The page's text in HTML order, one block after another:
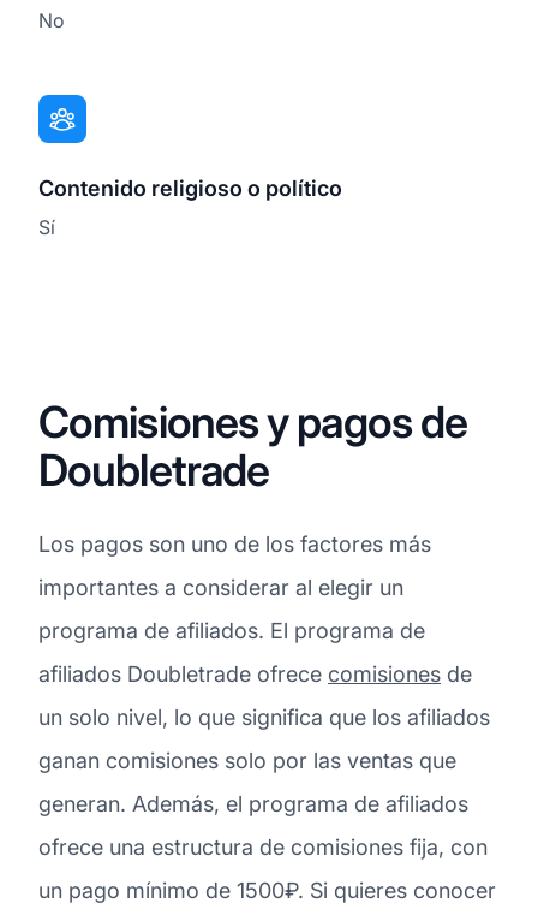
No
Contenido religioso o político
Sí
Comisiones y pagos de
Doubletrade
Los pagos son uno de los factores más
importantes a considerar al elegir un
programa de afiliados. El programa de
afiliados Doubletrade ofrece comisiones de
un solo nivel, lo que significa que los afiliados
ganan comisiones solo por las ventas que
generan. Además, el programa de afiliados
ofrece una estructura de comisiones fija, con
un pago mínimo de 1500₽. Si quieres conocer